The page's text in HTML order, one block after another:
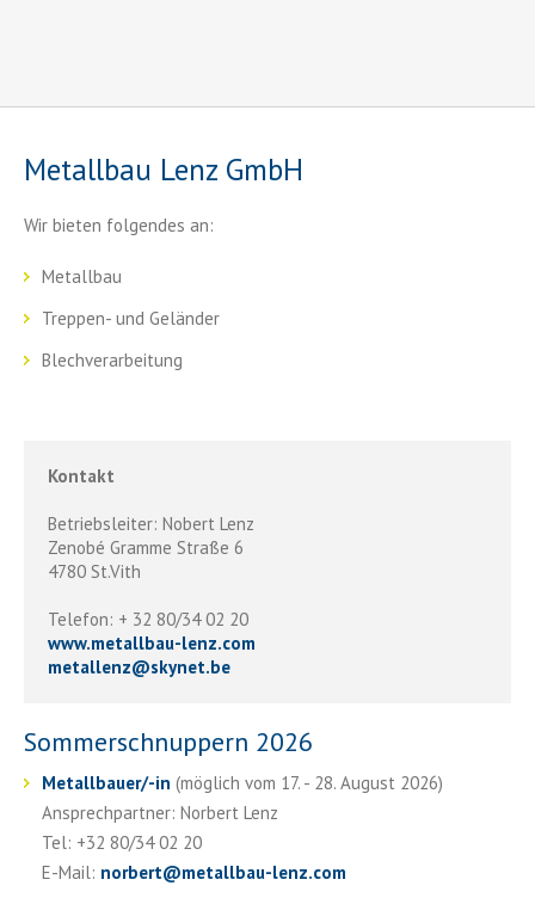
Metallbau Lenz GmbH
Wir bieten folgendes an:
Metallbau
Treppen- und Geländer
Blechverarbeitung
Kontakt
Betriebsleiter: Nobert Lenz
Zenobé Gramme Straße 6
4780 St.Vith
Telefon: + 32 80/34 02 20
www.metallbau-lenz.com
metallenz@skynet.be
Sommerschnuppern 2026
Metallbauer/-in (möglich vom 17. - 28. August 2026)
Ansprechpartner: Norbert Lenz
Tel: +32 80/34 02 20
E-Mail: norbert@metallbau-lenz.com